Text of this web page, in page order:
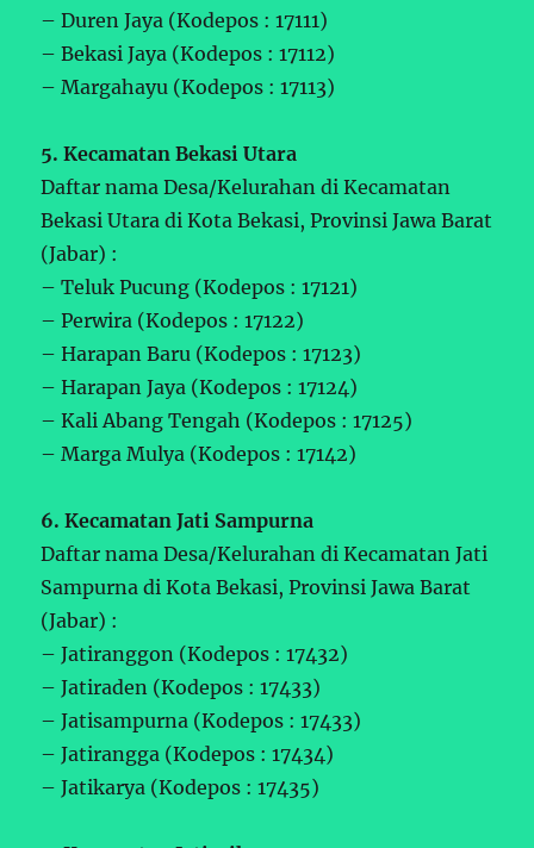
– Duren Jaya (Kodepos : 17111)
– Bekasi Jaya (Kodepos : 17112)
– Margahayu (Kodepos : 17113)
5. Kecamatan Bekasi Utara
Daftar nama Desa/Kelurahan di Kecamatan
Bekasi Utara di Kota Bekasi, Provinsi Jawa Barat
(Jabar) :
– Teluk Pucung (Kodepos : 17121)
– Perwira (Kodepos : 17122)
– Harapan Baru (Kodepos : 17123)
– Harapan Jaya (Kodepos : 17124)
– Kali Abang Tengah (Kodepos : 17125)
– Marga Mulya (Kodepos : 17142)
6. Kecamatan Jati Sampurna
Daftar nama Desa/Kelurahan di Kecamatan Jati
Sampurna di Kota Bekasi, Provinsi Jawa Barat
(Jabar) :
– Jatiranggon (Kodepos : 17432)
– Jatiraden (Kodepos : 17433)
– Jatisampurna (Kodepos : 17433)
– Jatirangga (Kodepos : 17434)
– Jatikarya (Kodepos : 17435)